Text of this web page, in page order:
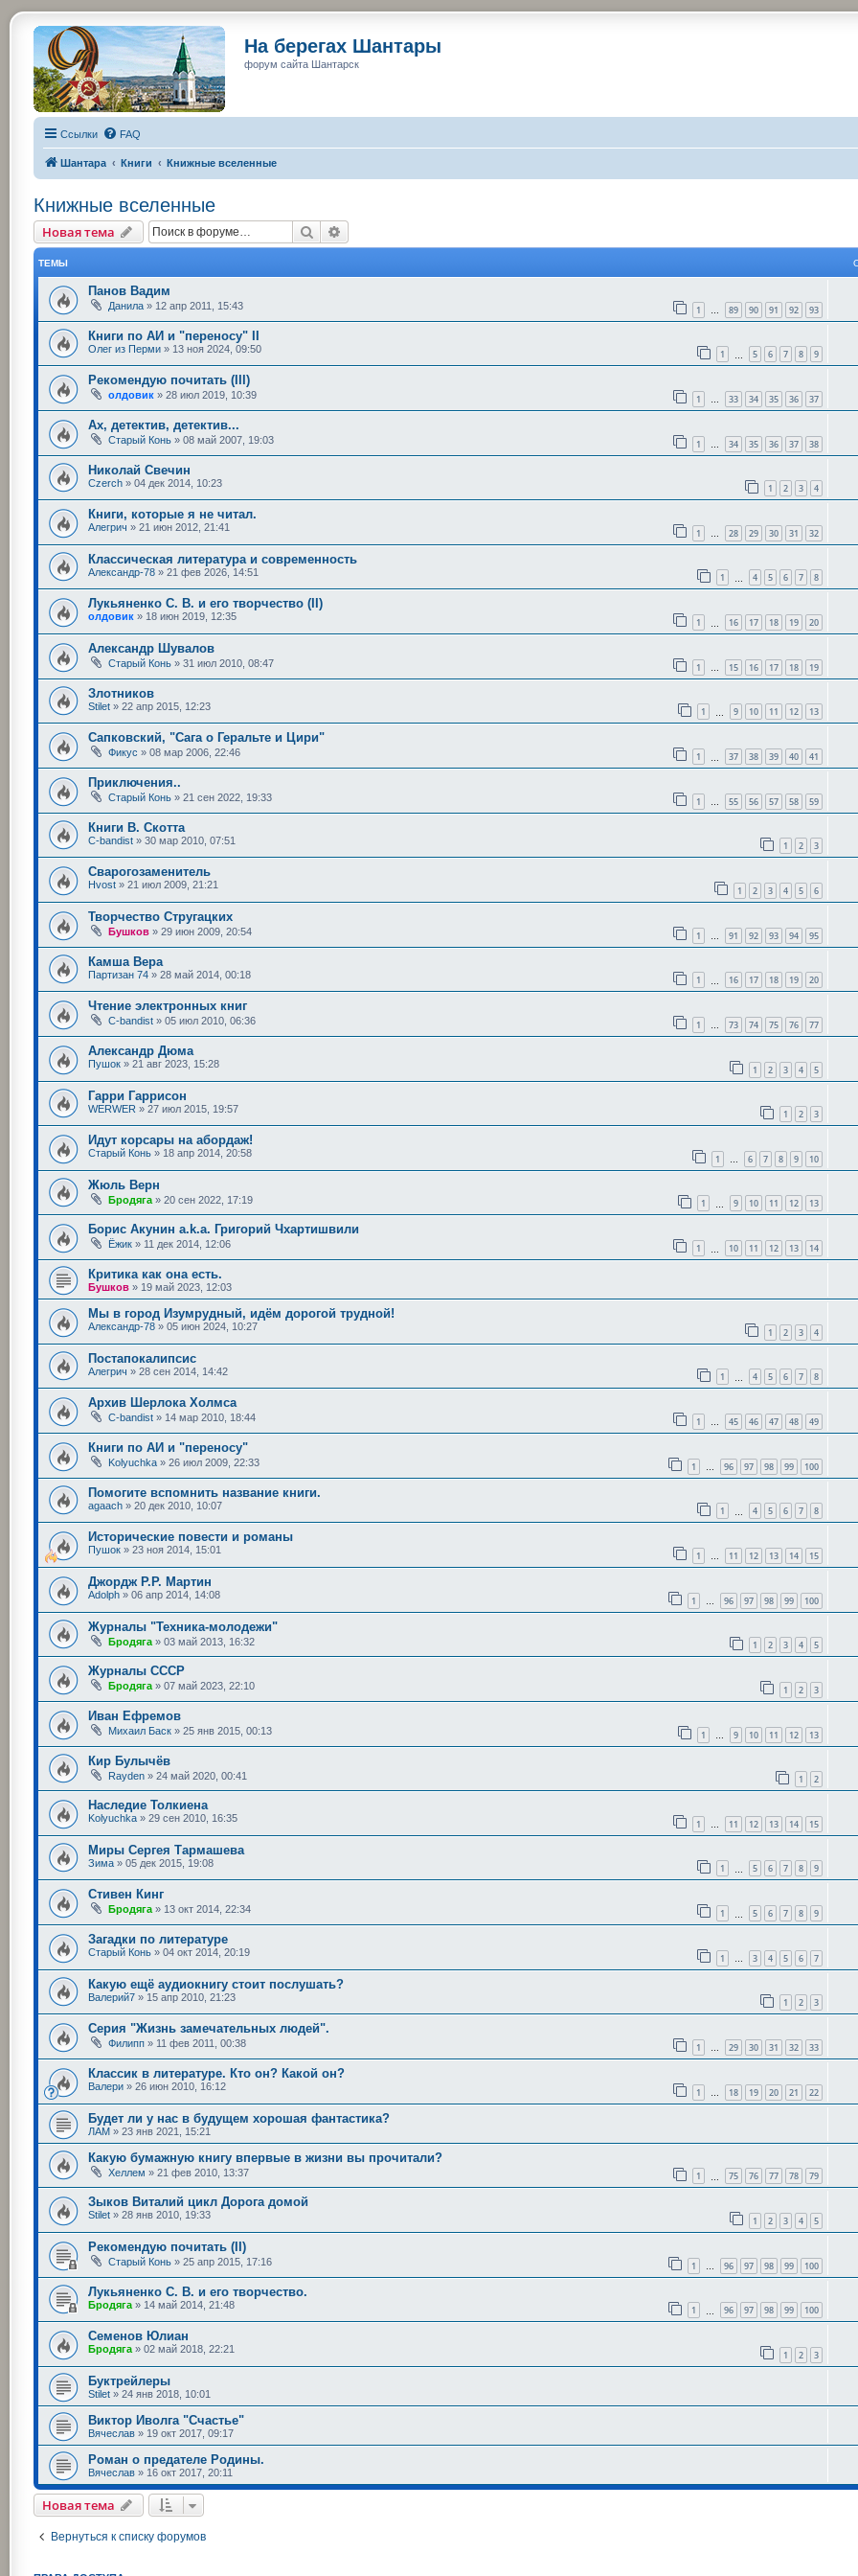
На берегах Шантары
форум сайта Шантарск
Ссылки FAQ
Шантара Книги Книжные вселенные
Книжные вселенные
Новая тема Поиск
ТЕМЫ
Панов Вадим
Данила » 12 апр 2011, 15:43 1 … 89 90 91 92 93
Книги по АИ и "переносу" II
Олег из Перми » 13 ноя 2024, 09:50 1 5 6 7 8 9
Рекомендую почитать (III)
олдовик » 28 июл 2019, 10:39 1 … 33 34 35 36 37
Ах, детектив, детектив...
Старый Конь » 08 май 2007, 19:03 1 … 34 35 36 37 38
Николай Свечин
Czerch » 04 дек 2014, 10:23 1 2 3 4
Книги, которые я не читал.
Алегрич » 21 июн 2012, 21:41 1 … 28 29 30 31 32
Классическая литература и современность
Александр-78 » 21 фев 2026, 14:51 1 4 5 6 7 8
Лукьяненко С. В. и его творчество (II)
олдовик » 18 июн 2019, 12:35 1 16 17 18 19 20
Александр Шувалов
Старый Конь » 31 июл 2010, 08:47 1 … 15 16 17 18 19
Злотников
Stilet » 22 апр 2015, 12:23 1 9 10 11 12 13
Сапковский, "Сага о Геральте и Цири"
Фикус » 08 мар 2006, 22:46 1 37 38 39 40 41
Приключения..
Старый Конь » 21 сен 2022, 19:33 1 … 55 56 57 58 59
Книги В. Скотта
C-bandist » 30 мар 2010, 07:51 1 2 3
Сварогозаменитель
Hvost » 21 июл 2009, 21:21 1 2 3 4 5 6
Творчество Стругацких
Бушков » 29 июн 2009, 20:54 1 … 91 92 93 94 95
Камша Вера
Партизан 74 » 28 май 2014, 00:18 1 16 17 18 19 20
Чтение электронных книг
C-bandist » 05 июл 2010, 06:36 1 … 73 74 75 76 77
Александр Дюма
Пушок » 21 авг 2023, 15:28 1 2 3 4 5
Гарри Гаррисон
WERWER » 27 июл 2015, 19:57 1 2 3
Идут корсары на абордаж!
Старый Конь » 18 апр 2014, 20:58 1 … 6 7 8 9 10
Жюль Верн
Бродяга » 20 сен 2022, 17:19 1 9 10 11 12 13
Борис Акунин a.k.a. Григорий Чхартишвили
Ёжик » 11 дек 2014, 12:06 1 10 11 12 13 14
Критика как она есть.
Бушков » 19 май 2023, 12:03
Мы в город Изумрудный, идём дорогой трудной!
Александр-78 » 05 июн 2024, 10:27 1 2 3 4
Постапокалипсис
Алегрич » 28 сен 2014, 14:42 1 4 5 6 7 8
Архив Шерлока Холмса
C-bandist » 14 мар 2010, 18:44 1 … 45 46 47 48 49
Книги по АИ и "переносу"
Kolyuchka » 26 июл 2009, 22:33 1 … 96 97 98 99 100
Помогите вспомнить название книги.
agaach » 20 дек 2010, 10:07 1 4 5 6 7 8
Исторические повести и романы
Пушок » 23 ноя 2014, 15:01 1 … 11 12 13 14 15
Джордж Р.Р. Мартин
Adolph » 06 апр 2014, 14:08 1 … 96 97 98 99 100
Журналы "Техника-молодежи"
Бродяга » 03 май 2013, 16:32 1 2 3 4 5
Журналы СССР
Бродяга » 07 май 2023, 22:10 1 2 3
Иван Ефремов
Михаил Баск » 25 янв 2015, 00:13 1 9 10 11 12 13
Кир Булычёв
Rayden » 24 май 2020, 00:41 1 2
Наследие Толкиена
Kolyuchka » 29 сен 2010, 16:35 1 … 11 12 13 14 15
Миры Сергея Тармашева
Зима » 05 дек 2015, 19:08 1 5 6 7 8 9
Стивен Кинг
Бродяга» 13 окт 2014, 22:34 1 5 6 7 8 9
Загадки по литературе
Старый Конь » 04 окт 2014, 20:19 1 … 3 4 5 6 7
Какую ещё аудиокнигу стоит послушать?
Валерий7 » 15 апр 2010, 21:23 1 2 3
Серия "Жизнь замечательных людей".
Филипп » 11 фев 2011, 00:38 1 … 29 30 31 32 33
Классик в литературе. Кто он? Какой он?
Валери » 26 июн 2010, 16:12 1 … 18 19 20 21 22
Будет ли у нас в будущем хорошая фантастика?
ЛАМ » 23 янв 2021, 15:21
Какую бумажную книгу впервые в жизни вы прочитали?
Хеллем » 21 фев 2010, 13:37 1 75 76 77 78 79
Зыков Виталий цикл Дорога домой
Stilet » 28 янв 2010, 19:33 1 2 3 4 5
Рекомендую почитать (II)
Старый Конь » 25 апр 2015, 17:16 1 … 96 97 98 99 100
Лукьяненко С. В. и его творчество.
Бродяга » 14 май 2014, 21:48 1 96 97 98 99 100
Семенов Юлиан
Бродяга » 02 май 2018, 22:21 1 2 3
Буктрейлеры
Stilet » 24 янв 2018, 10:01
Виктор Иволга "Счастье"
Вячеслав » 19 окт 2017, 09:17
Роман о предателе Родины.
Вячеслав » 16 окт 2017, 20:11
Новая тема
Вернуться к списку форумов